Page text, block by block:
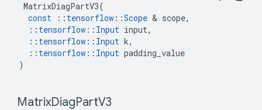
MatrixDiagPartV3(
const
:: tensorflow ::Scope & scope,
:: tensorflow :: Input input,
:: tensorflow :: Input k,
:: tensorflow :: Input padding_value
)
MatrixDiagPartV3